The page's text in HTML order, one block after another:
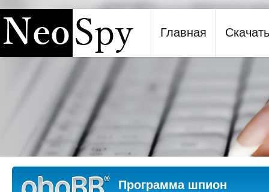
Программа шпион NeoSpy
Главная Скачать
Программа шпион